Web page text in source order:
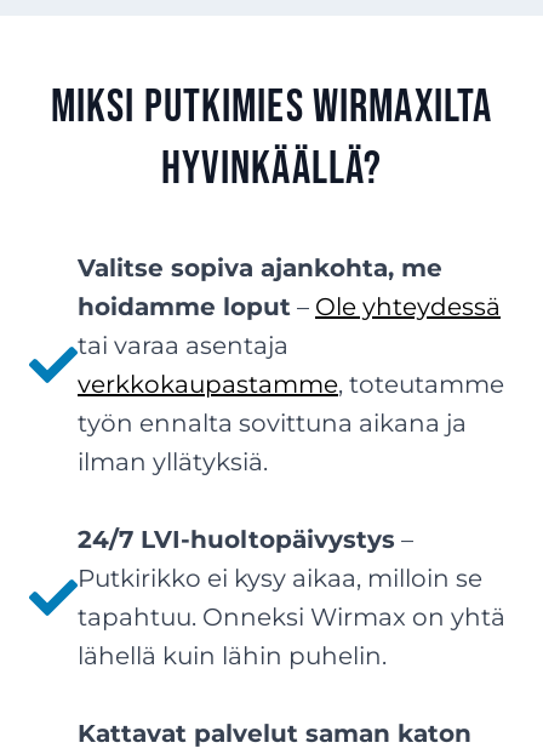
Miksi putkimies Wirmaxilta
Hyvinkäällä?
Valitse sopiva ajankohta, me
hoidamme loput – Ole yhteydessä
tai varaa asentaja
verkkokaupastamme, toteutamme
työn ennalta sovittuna aikana ja
ilman yllätyksiä.
24/7 LVI-huoltopäivystys –
Putkirikko ei kysy aikaa, milloin se
tapahtuu. Onneksi Wirmax on yhtä
lähellä kuin lähin puhelin.
Kattavat palvelut saman katon